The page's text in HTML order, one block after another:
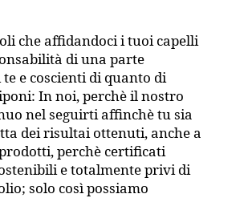
che affidandoci i tuoi capelli
di una parte
e coscienti di quanto di
In noi, perchè il nostro
nel seguirti affinchè tu sia
dei risultai ottenuti, anche a
perchè certificati
e totalmente privi di
solo così possiamo